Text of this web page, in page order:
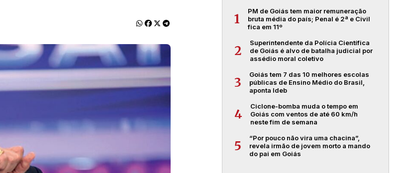
1
PM de Goiás tem maior remuneração
bruta média do país; Penal é 2ª e Civil
fica em 11º
2
Superintendente da Polícia Científica
de Goiás é alvo de batalha judicial por
assédio moral coletivo
3
Goiás tem 7 das 10 melhores escolas
públicas de Ensino Médio do Brasil,
aponta Ideb
4
Ciclone-bomba muda o tempo em
Goiás com ventos de até 60 km/h
neste fim de semana
5
“Por pouco não vira uma chacina”,
revela irmão de jovem morto a mando
do pai em Goiás